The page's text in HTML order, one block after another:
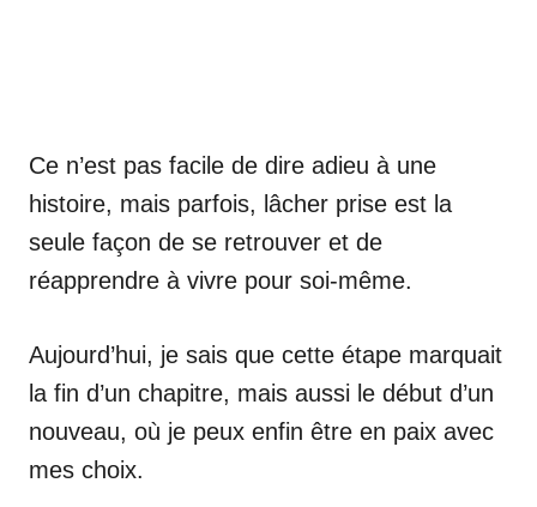
Ce n’est pas facile de dire adieu à une
histoire, mais parfois, lâcher prise est la
seule façon de se retrouver et de
réapprendre à vivre pour soi-même.
Aujourd’hui, je sais que cette étape marquait
la fin d’un chapitre, mais aussi le début d’un
nouveau, où je peux enfin être en paix avec
mes choix.